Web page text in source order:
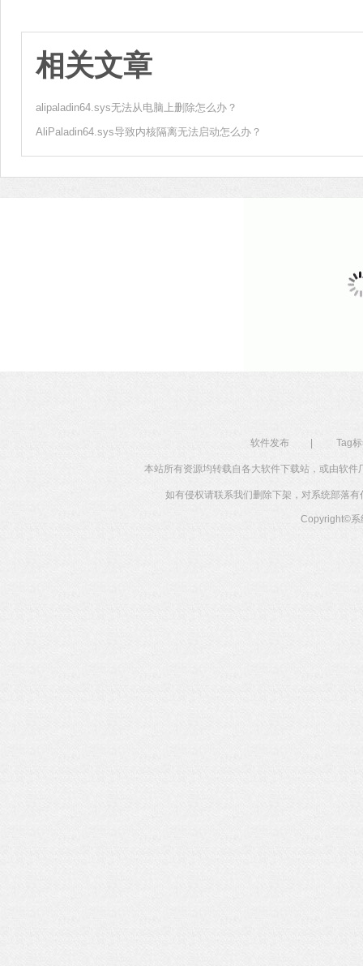
相关文章
alipaladin64.sys无法从电脑上删除怎么办？
AliPaladin64.sys导致内核隔离无法启动怎么办？
软件发布 Tag
本站所有资源均转载自各大软件下载站，或由软
如有侵权请联系我们删除下架，对系统部落
Copyright©系